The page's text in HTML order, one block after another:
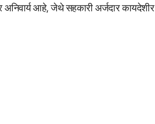
अनिवार्य आहे, जेथे सहकारी अर्जदार कायदेशीर